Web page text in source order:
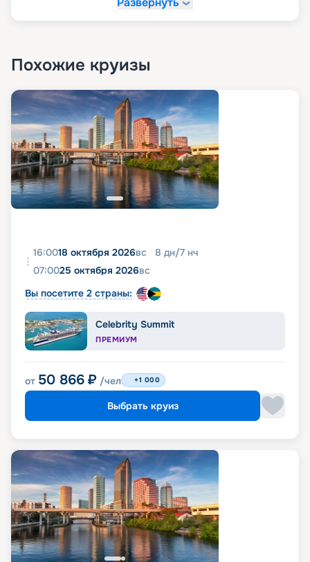
Похожие круизы
16:0018 октября 2026вс 8 дн/7 нч
07:0025 октября 2026вс
Вы посетите 2 страны:
Celebrity Summit
ПРЕМИУМ
от 50 866 ₽ /чел +1 000
Выбрать круиз